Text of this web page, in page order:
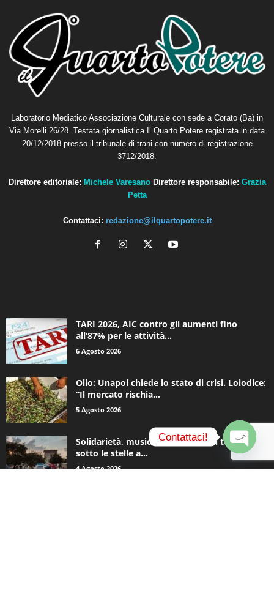
Laboratorio Mediatico Associazione Culturale con sede a Corato (Ba) in
Via Morelli 26/28. Testata giornalistica Il Quarto Potere registrata in data
20/12/2018 presso il tribunale di trani con numero di registrazione
3712/2018.
Direttore editoriale: Michele Varesano Direttore responsabile: Grazia
Petta
Contattaci: redazione@ilquartopotere.it
TARI 2026, AIC contro gli aumenti fino
all’87% per le attività...
6 Agosto 2026
Olio: Unapol chiede lo stato di crisi. Loiodice:
“Il mercato rischia...
5 Agosto 2026
Solidarietà, musica e una notte in tenda
sotto le stelle a...
4 Agosto 2026
Contattaci!
O